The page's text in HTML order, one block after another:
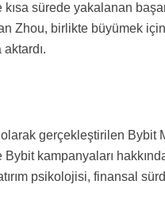
kısa sürede yakalanan
Zhou, birlikte büyümek için
aktardı.
olarak gerçekleştirilen Bybit
Bybit kampanyaları
psikolojisi, finansal